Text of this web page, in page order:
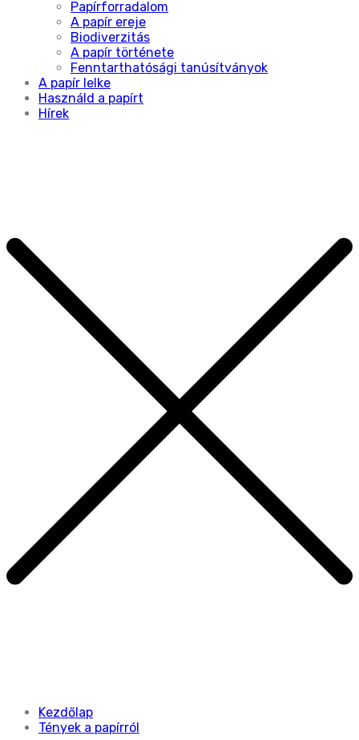
Papírforradalom
A papír ereje
Biodiverzitás
A papír története
Fenntarthatósági tanúsítványok
A papír lelke
Használd a papírt
Hírek
Kezdőlap
Tények a papírról